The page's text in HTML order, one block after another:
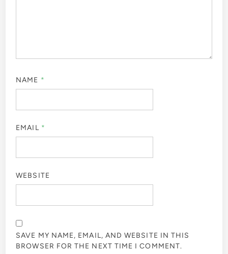
NAME *
EMAIL *
WEBSITE
SAVE MY NAME, EMAIL, AND WEBSITE IN THIS
BROWSER FOR THE NEXT TIME I COMMENT.